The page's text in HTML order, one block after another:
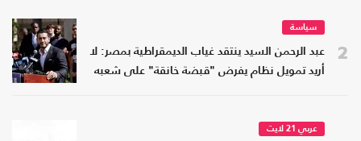
2
سياسة
عبد الرحمن السيد ينتقد غياب الديمقراطية بمصر: لا
أريد تمويل نظام يفرض "قبضة خانقة" على شعبه
عربي 21 لايت